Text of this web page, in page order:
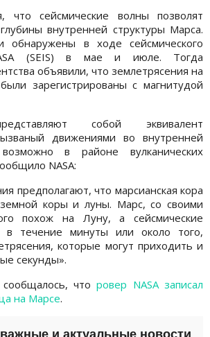
что сейсмические волны позволят
внутренней структуры Марса.
обнаружены в ходе сейсмического
(SEIS) в мае и июле. Тогда
объявили, что землетрясения на
зарегистрированы с магнитудой
собой эквивалент
движениями во внутренней
в районе вулканических
NASA:
предполагают, что марсианская кора
коры и луны. Марс, со своими
похож на Луну, а сейсмические
в течение минуты или около того,
которые могут приходить и
секунды».
чторовер NASA записал
на Марсе.